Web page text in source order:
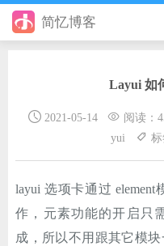
简忆博客
手册
日记
其它
Layui 如
2021-05-14 阅读：
yui
标
layui 选项卡通过
作，元素功能的开启只
成，所以不用跟其它模